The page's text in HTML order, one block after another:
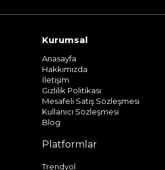
Kurumsal
Anasayfa
Hakkımızda
İletişim
Gizlilik Politikası
Mesafeli Satış Sözleşmesi
Kullanıcı Sözleşmesi
Blog
Platformlar
Trendyol